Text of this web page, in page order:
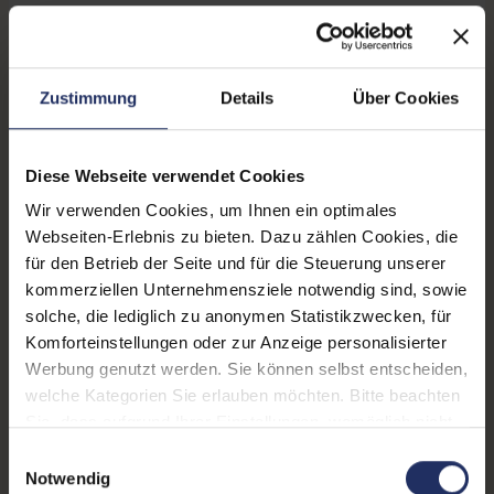
Zustimmung Details Über Cookies
Diese Webseite verwendet Cookies
Wir verwenden Cookies, um Ihnen ein optimales
Webseiten-Erlebnis zu bieten. Dazu zählen Cookies, die
für den Betrieb der Seite und für die Steuerung unserer
kommerziellen Unternehmensziele notwendig sind, sowie
solche, die lediglich zu anonymen Statistikzwecken, für
Komforteinstellungen oder zur Anzeige personalisierter
Werbung genutzt werden. Sie können selbst entscheiden,
welche Kategorien Sie erlauben möchten. Bitte beachten
Weitere Informationen finden Sie in
Notwendig
Displayart: Mattes Display
GHz
CPU Generation: 8
Prozessorkerne: 6
Datenspeicher: 250 GB SSD
Arbeitsspeicher: 16 GB DDR4
Grafikkarte: Quadro P2000
Webcam: